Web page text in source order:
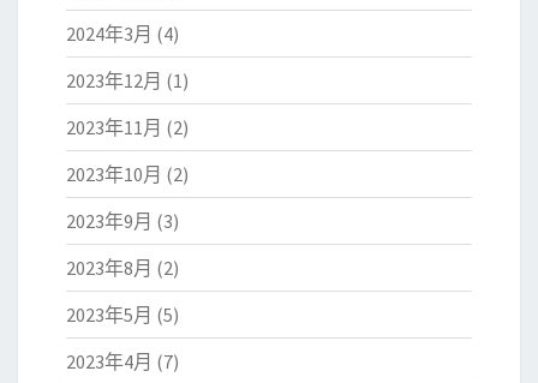
2024年3月 (4)
2023年12月 (1)
2023年11月 (2)
2023年10月 (2)
2023年9月 (3)
2023年8月 (2)
2023年5月 (5)
2023年4月 (7)